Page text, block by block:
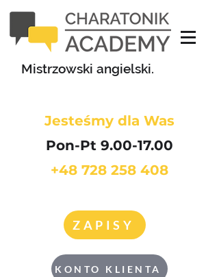
Jesteśmy dla Was
Pon-Pt 9.00-17.00
+48 728 258 408
KONTO KLIENTA
ZAPISY
Mistrzowski angielski.